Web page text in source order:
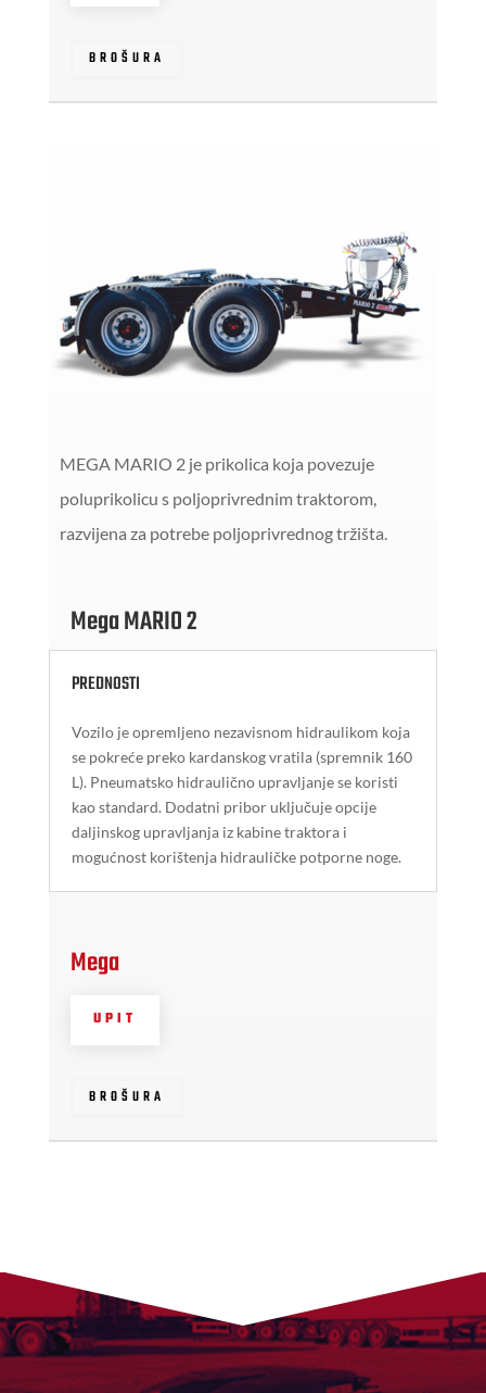
BROŠURA
MEGA MARIO 2 je prikolica koja povezuje
poluprikolicu s poljoprivrednim traktorom,
razvijena za potrebe poljoprivrednog tržišta.
Mega MARIO 2
PREDNOSTI
Vozilo je opremljeno nezavisnom hidraulikom koja
se pokreće preko kardanskog vratila (spremnik 160
L). Pneumatsko hidraulično upravljanje se koristi
kao standard. Dodatni pribor uključuje opcije
daljinskog upravljanja iz kabine traktora i
mogućnost korištenja hidrauličke potporne noge.
Mega
UPIT
BROŠURA